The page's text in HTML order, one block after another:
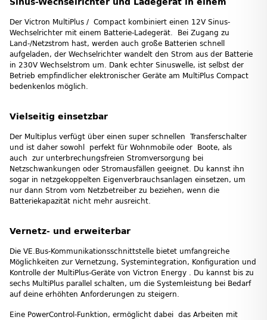
Der Victron MultiPlus / Compact kombiniert einen 12V Sinus-
Wechselrichter mit einem Batterie-Ladegerät. Bei Zugang zu
Land-/Netzstrom hast, werden auch große Batterien schnell
aufgeladen, der Wechselrichter wandelt den Strom aus der Batterie
in 230V Wechselstrom um. Dank echter Sinuswelle, ist selbst der
Betrieb empfindlicher elektronischer Geräte am MultiPlus Compact
bedenkenlos möglich.
Vielseitig einsetzbar
Der Multiplus verfügt über einen super schnellen Transferschalter
und ist daher sowohl perfekt für Wohnmobile oder Boote, als
auch zur unterbrechungsfreien Stromversorgung bei
Netzschwankungen oder Stromausfällen geeignet. Du kannst ihn
sogar in netzgekoppelten Eigenverbrauchsanlagen einsetzen, um
nur dann Strom vom Netzbetreiber zu beziehen, wenn die
Batteriekapazität nicht mehr ausreicht.
Vernetz- und erweiterbar
Die VE.Bus-Kommunikationsschnittstelle bietet umfangreiche
Möglichkeiten zur Vernetzung, Systemintegration, Konfiguration und
Kontrolle der MultiPlus-Geräte von Victron Energy . Du kannst bis zu
sechs MultiPlus parallel schalten, um die Systemleistung bei Bedarf
auf deine erhöhten Anforderungen zu steigern.
Eine PowerControl-Funktion, ermöglicht dabei das Arbeiten mit